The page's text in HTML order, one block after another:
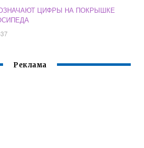
ЦИФРЫ НА ПОКРЫШКЕ
Реклама